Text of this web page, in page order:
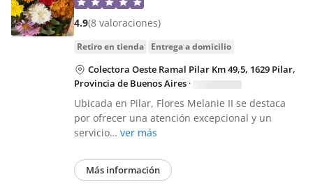
4.9(8 valoraciones)
retiro en tienda entrega a domicilio
Colectora Oeste Ramal Pilar Km 49,5, 1629 Pilar,
Provincia de Buenos Aires ·
Ubicada en Pilar, Flores Melanie II se destaca
por ofrecer una atención excepcional y un
servicio… ver más
Más información